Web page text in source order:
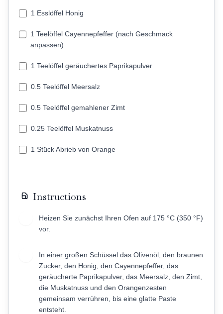
1 Esslöffel Honig
1 Teelöffel Cayennepfeffer (nach Geschmack
anpassen)
1 Teelöffel geräuchertes Paprikapulver
0.5 Teelöffel Meersalz
0.5 Teelöffel gemahlener Zimt
0.25 Teelöffel Muskatnuss
1 Stück Abrieb von Orange
Instructions
Heizen Sie zunächst Ihren Ofen auf 175 °C (350 °F)
vor.
In einer großen Schüssel das Olivenöl, den braunen
Zucker, den Honig, den Cayennepfeffer, das
geräucherte Paprikapulver, das Meersalz, den Zimt,
die Muskatnuss und den Orangenzesten
gemeinsam verrühren, bis eine glatte Paste
entsteht.